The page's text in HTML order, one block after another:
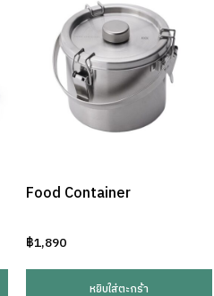
Food Container
฿1,890
หยิบใส่ตะกร้า